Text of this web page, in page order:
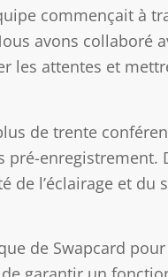
commençait à
avons collaboré
les attentes et
de trente
enregistrement.
l’éclairage et du
de Swapcard